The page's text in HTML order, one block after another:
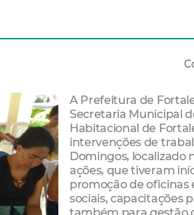
A Prefeitura de
Secretaria Municipal
Habitacional de
intervenções de
Domingos, localizado
ações, que tiveram
promoção de oficinas
sociais, capacitações